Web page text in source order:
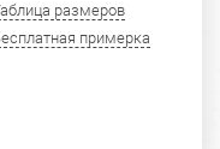
размеров
примерка